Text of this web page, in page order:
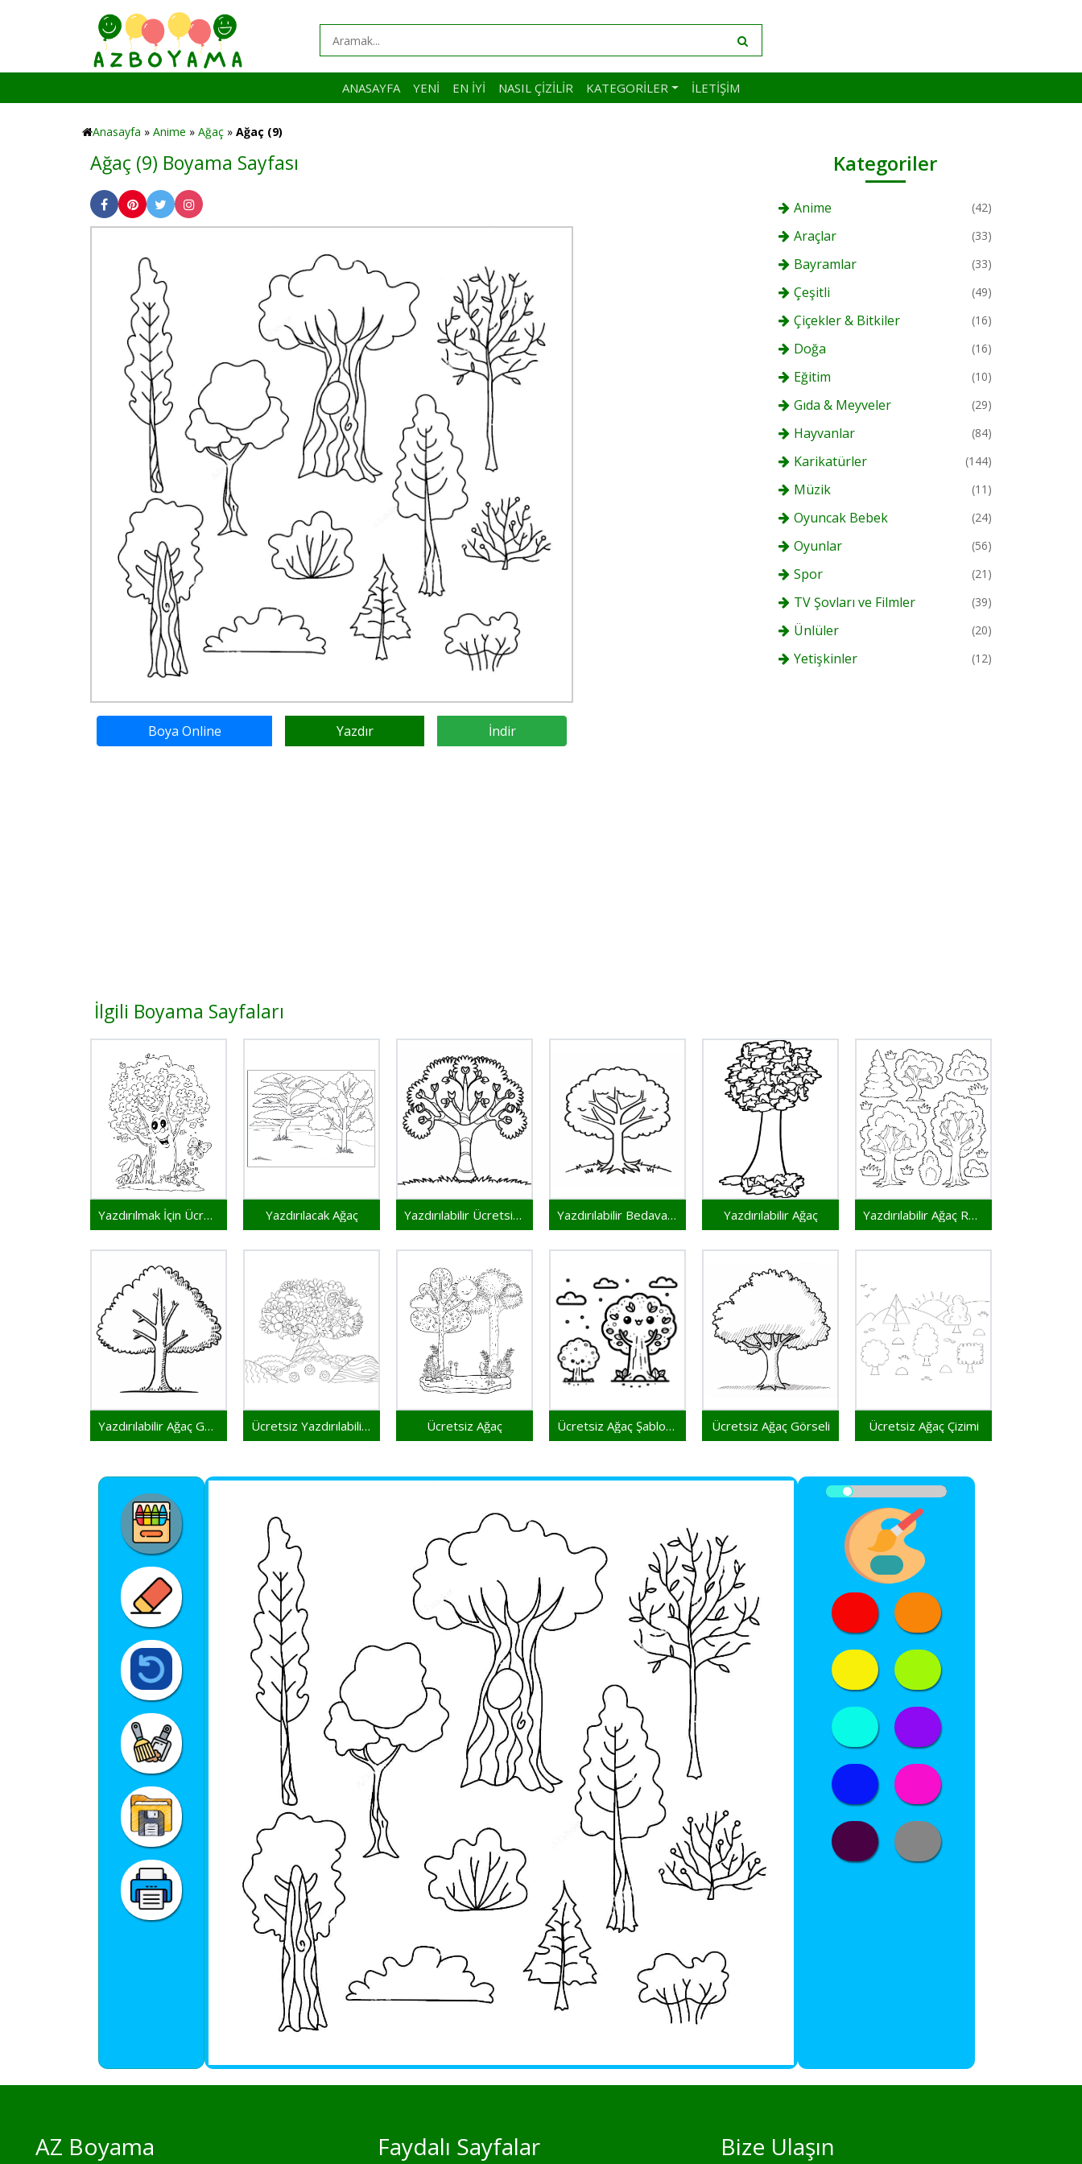
ANASAYFA YENI EN İYI NASIL ÇIZILIR KATEGORILER İLETIŞIM
Anasayfa » Anime » Ağaç » Ağaç (9)
Ağaç (9) Boyama Sayfası
Boya Online Yazdır İndir
Kategoriler
Anime (42)
Araçlar (33)
Bayramlar (33)
Çeşitli (49)
Çiçekler & Bitkiler (16)
Doğa (16)
Eğitim (10)
Gıda & Meyveler (29)
Hayvanlar (84)
Karikatürler (144)
Müzik (11)
Oyuncak Bebek (24)
Oyunlar (56)
Spor (21)
TV Şovları ve Filmler (39)
Ünlüler (20)
Yetişkinler (12)
İlgili Boyama Sayfaları
Yazdırılmak İçin Ücretsiz Ağaç Yazdırılacak Ağaç Yazdırılabilir Ücretsiz Ağaç Yazdırılabilir Bedava Ağaç Yazdırılabilir Ağaç Yazdırılabilir Ağaç Resmi
Yazdırılabilir Ağaç Görseli Ücretsiz Yazdırılabilir Ağaç Ücretsiz Ağaç Ücretsiz Ağaç Şablonu Ücretsiz Ağaç Görseli Ücretsiz Ağaç Çizimi
AZ Boyama Faydalı Sayfalar Bize Ulaşın